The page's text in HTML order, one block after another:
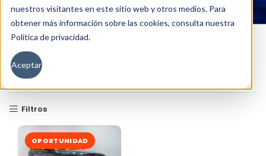
nuestros visitantes en este sitio web y otros medios. Para
obtener más información sobre las cookies, consulta nuestra
Política de privacidad.
Aceptar
Inicio
GRAND CHEROKEE 3.6 LIMITED X AT 4X4
Filtros
OPORTUNIDAD